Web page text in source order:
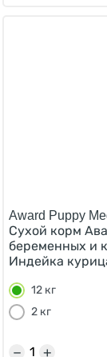
Award Puppy
Сухой корм
беременных и
Индейка
12 кг
2 кг
+
−